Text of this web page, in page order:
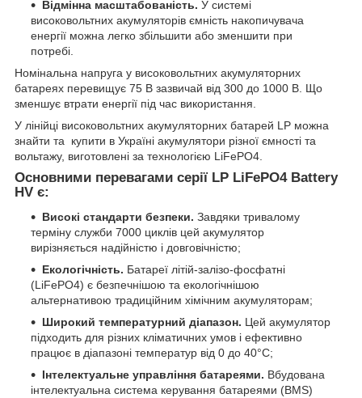
Відмінна масштабованість. У системі
високовольтних акумуляторів ємність накопичувача
енергії можна легко збільшити або зменшити при
потребі.
Номінальна напруга у високовольтних акумуляторних
батареях перевищує 75 В зазвичай від 300 до 1000 В. Що
зменшує втрати енергії під час використання.
У лінійці високовольтних акумуляторних батарей LP можна
знайти та купити в Україні акумулятори різної ємності та
вольтажу, виготовлені за технологією LiFePO4.
Основними перевагами серії LP LiFePO4 Battery
HV є:
Високі стандарти безпеки. Завдяки тривалому
терміну служби 7000 циклів цей акумулятор
вирізняється надійністю і довговічністю;
Екологічність. Батареї літій-залізо-фосфатні
(LiFePO4) є безпечнішою та екологічнішою
альтернативою традиційним хімічним акумуляторам;
Широкий температурний діапазон. Цей акумулятор
підходить для різних кліматичних умов і ефективно
працює в діапазоні температур від 0 до 40°C;
Інтелектуальне управління батареями. Вбудована
інтелектуальна система керування батареями (BMS)